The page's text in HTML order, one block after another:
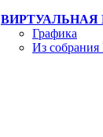
Графика
Из собрания